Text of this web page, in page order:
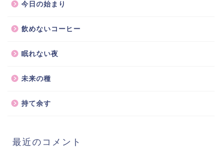
今日の始まり
飲めないコーヒー
眠れない夜
未来の種
持て余す
最近のコメント